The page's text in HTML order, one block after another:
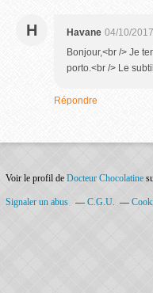
H Havane 04/10/
Bonjour,<br /> Je
porto.<br /> Le
Répondre
Voir le profil de Docteur Chocolatine
Signaler un abus C.G.U.